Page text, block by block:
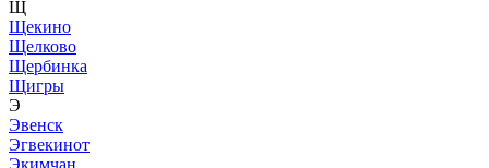
Щ
Щекино
Щелково
Щербинка
Щигры
Э
Эвенск
Эгвекинот
Экимчан